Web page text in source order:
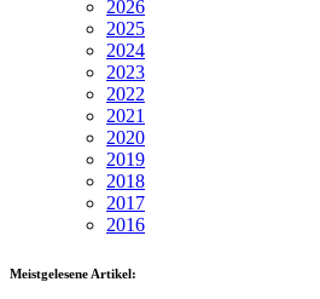
2026
2025
2024
2023
2022
2021
2020
2019
2018
2017
2016
Meistgelesene Artikel: